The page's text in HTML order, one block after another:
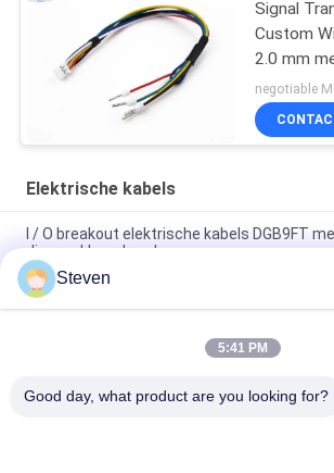
Signal
Custom
2.0 mm
terminal
negotiable
Elektrische kabels
I / O breakout elektrische kabels DGB9FT
diverse kleur draad
9 Pins Vrouwelijke D - Sub Vehicle Wiring
Terminal Block Kleurrijke draad
Witte auto-elektrische kabels met
Steven
5:41 PM
Good day, what product are you looking for?